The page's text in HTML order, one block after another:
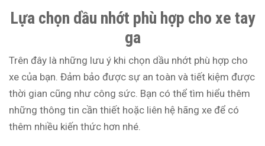
Lựa chọn dầu nhớt phù hợp cho xe tay
ga
Trên đây là những lưu ý khi chọn dầu nhớt phù hợp cho
xe của bạn. Đảm bảo được sự an toàn và tiết kiệm được
thời gian cũng như công sức. Bạn có thể tìm hiểu thêm
những thông tin cần thiết hoặc liên hệ hãng xe để có
thêm nhiều kiến thức hơn nhé.